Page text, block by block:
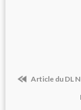
Article du DL